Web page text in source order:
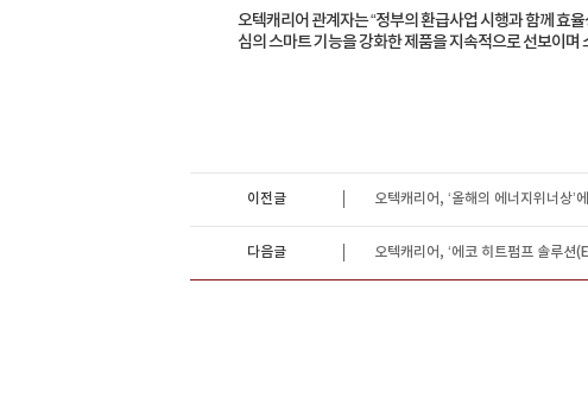
오텍캐리어 관계자는 “정부의 환급사업 시행과 함께 효
심의 스마트 기능을 강화한 제품을 지속적으로 선보이
이전글 오텍캐리어, ‘올해의 에너지위너상’
다음글 오텍캐리어, ‘에코 히트펌프 솔루션